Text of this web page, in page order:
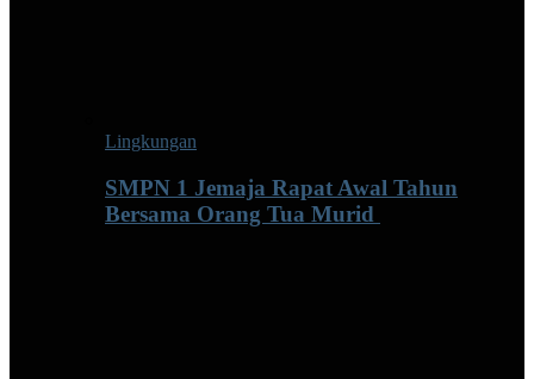
Lingkungan
SMPN 1 Jemaja Rapat Awal Tahun
Bersama Orang Tua Murid ‎